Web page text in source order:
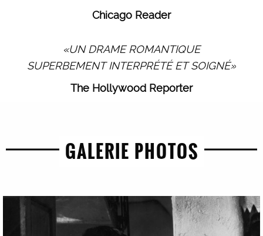
Chicago Reader
«UN DRAME ROMANTIQUE
SUPERBEMENT INTERPRÉTÉ ET SOIGNÉ»
The Hollywood Reporter
GALERIE PHOTOS